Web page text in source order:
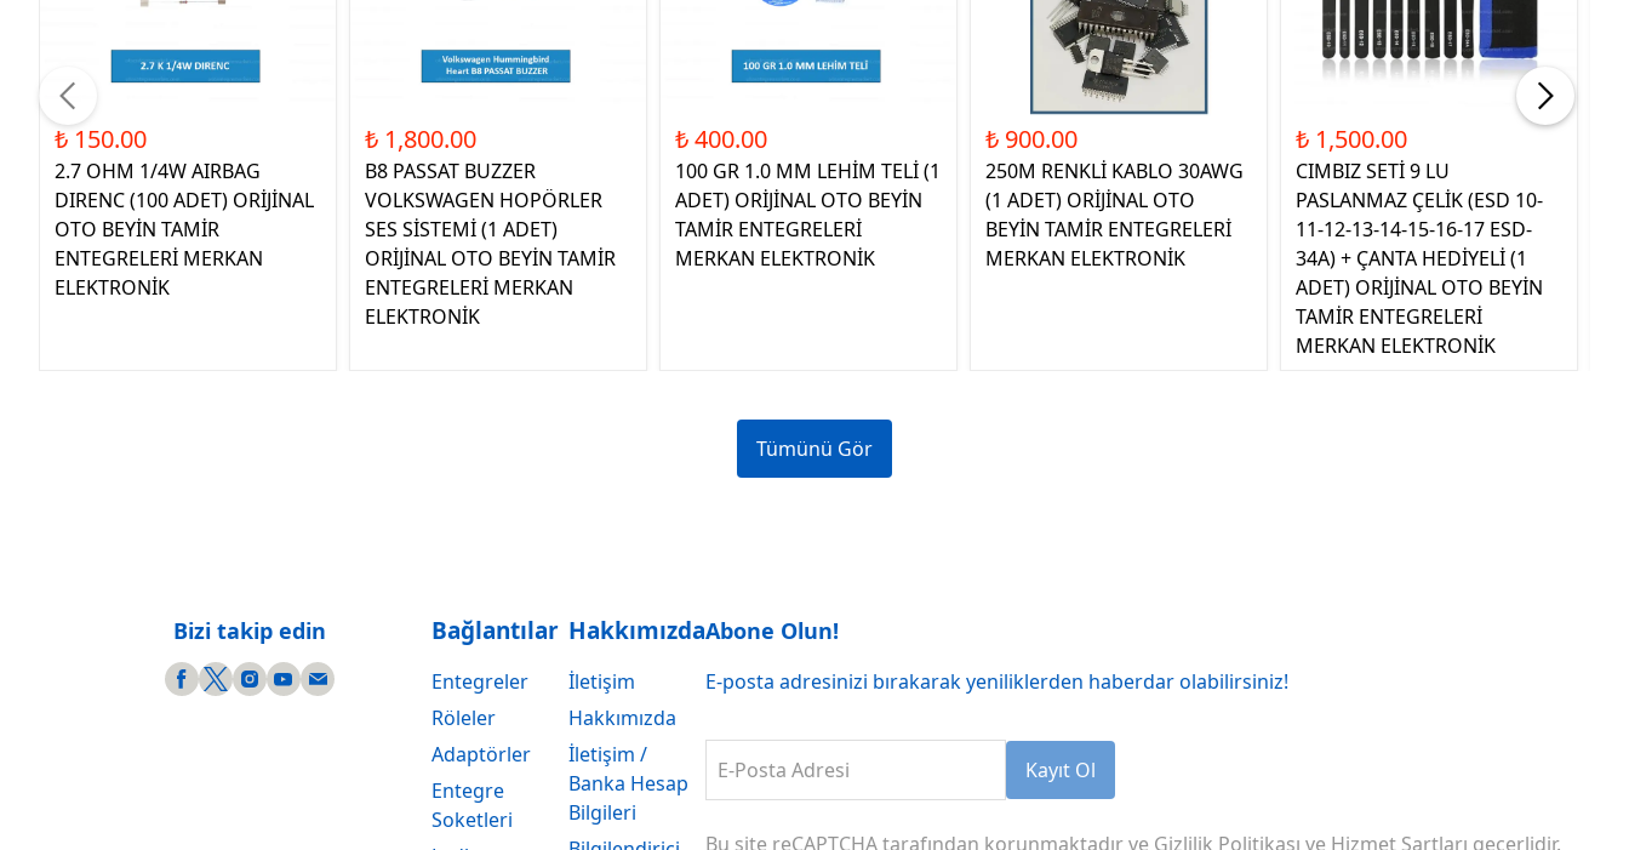
₺ 150.00
2.7 OHM 1/4W AIRBAG
DIRENC (100 ADET) ORİJİNAL
OTO BEYİN TAMİR
ENTEGRELERİ MERKAN
ELEKTRONİK
₺ 1,800.00
B8 PASSAT BUZZER
VOLKSWAGEN HOPÖRLER
SES SİSTEMİ (1 ADET)
ORİJİNAL OTO BEYİN TAMİR
ENTEGRELERİ MERKAN
ELEKTRONİK
₺ 400.00
100 GR 1.0 MM LEHİM TELİ (1
ADET) ORİJİNAL OTO BEYİN
TAMİR ENTEGRELERİ
MERKAN ELEKTRONİK
₺ 900.00
250M RENKLİ KABLO 30AWG
(1 ADET) ORİJİNAL OTO
BEYİN TAMİR ENTEGRELERİ
MERKAN ELEKTRONİK
₺ 1,500.00
CIMBIZ SETİ 9 LU
PASLANMAZ ÇELİK (ESD 10-
11-12-13-14-15-16-17 ESD-
34A) + ÇANTA HEDİYELİ (1
ADET) ORİJİNAL OTO BEYİN
TAMİR ENTEGRELERİ
MERKAN ELEKTRONİK
Tümünü Gör
Bizi takip edin Bağlantılar
Entegreler
Röleler
Adaptörler
Entegre
Soketleri
Hakkımızda
İletişim
Hakkımızda
İletişim /
Banka Hesap
Bilgileri
Abone Olun!
E-posta adresinizi bırakarak yeniliklerden haberdar olabilirsiniz!
E-Posta Adresi Kayıt Ol
Bu site reCAPTCHA tarafından korunmaktadır ve Gizlilik Politikası ve Hizmet Şartları geçerlidir.